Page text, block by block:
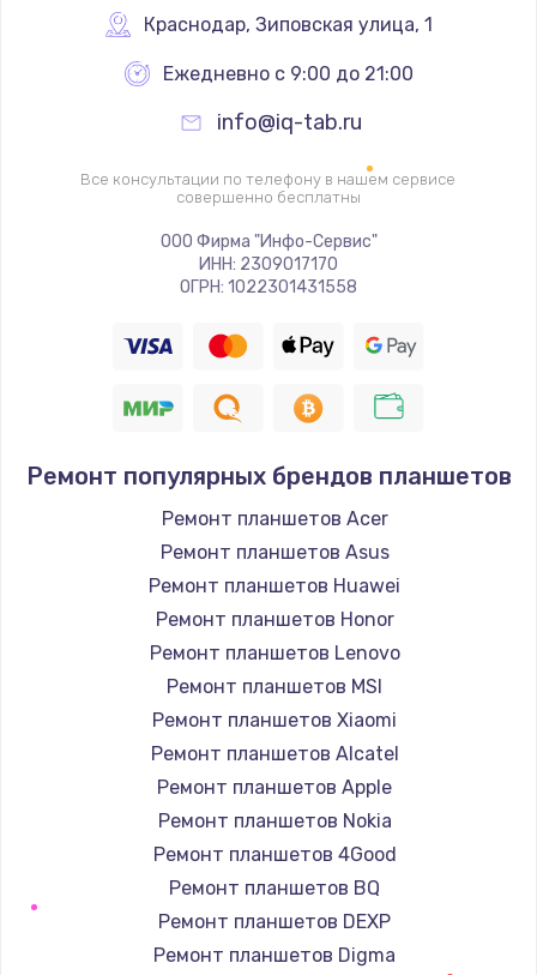
Восстановление после попадания влаги
2800 руб.
Заказать
Ремонт низкочастотных выходов ТВ-приставки
1900 руб.
Заказать
1900 руб.
1400 руб.
Заказать
Восстановление после падения
Заказать
Пайка и ремонт платы брелка
Заказать
Программирование АТС
Заказать
Краснодар, Зиповская улица, 1
Ежедневно с 9:00 до 21:00
info@iq-tab.ru
Все консультации по телефону в нашем сервисе
совершенно бесплатны
ООО Фирма "Инфо-Сервис"
ИНН: 2309017170
ОГРН: 1022301431558
Ремонт популярных брендов планшетов
Ремонт планшетов Acer
Ремонт планшетов Asus
Ремонт планшетов Huawei
Ремонт планшетов Honor
Ремонт планшетов Lenovo
Ремонт планшетов MSI
Ремонт планшетов Xiaomi
Ремонт планшетов Alcatel
Ремонт планшетов Apple
Ремонт планшетов Nokia
Ремонт планшетов 4Good
Ремонт планшетов BQ
Ремонт планшетов DEXP
Ремонт планшетов Digma